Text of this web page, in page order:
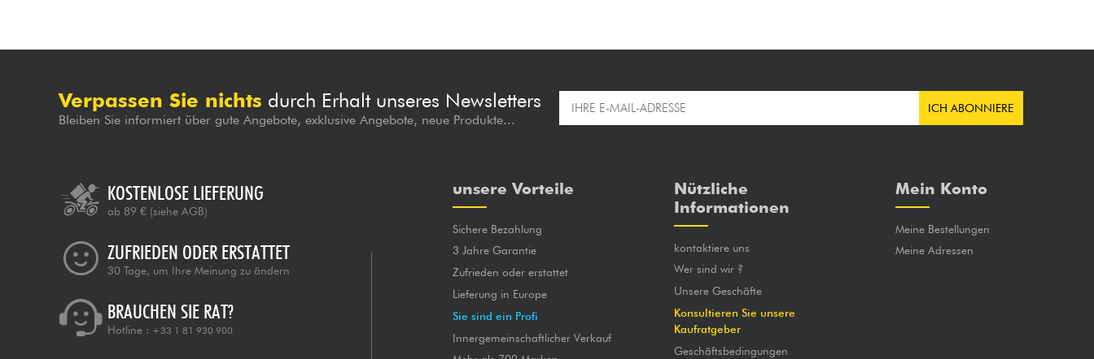
Verpassen Sie nichts durch Erhalt unseres Newsletters
Bleiben Sie informiert über gute Angebote, exklusive Angebote, neue Produkte...
ICH ABONNIERE
KOSTENLOSE LIEFERUNG
ab 89 € (siehe AGB)
ZUFRIEDEN ODER ERSTATTET
30 Tage, um Ihre Meinung zu ändern
BRAUCHEN SIE RAT?
Hotline : +33 1 81 930 900
unsere Vorteile
Sichere Bezahlung
3 Jahre Garantie
Zufrieden oder erstattet
Lieferung in Europe
Sie sind ein Profi
Innergemeinschaftlicher Verkauf
Nützliche
Informationen
kontaktiere uns
Wer sind wir ?
Unsere Geschäfte
Konsultieren Sie unsere
Kaufratgeber
Geschäftsbedingungen
Mein Konto
Meine Bestellungen
Meine Adressen